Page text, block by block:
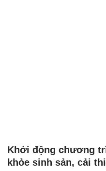
Khởi động chương
khỏe sinh sản, cải